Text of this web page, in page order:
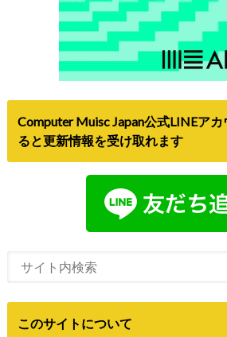
Computer Muisc Japan公式LINEア
ると更新情報を受け取れます
Computer Music japanは、DTMや音